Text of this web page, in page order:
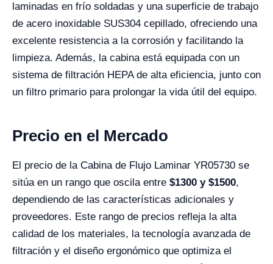
laminadas en frío soldadas y una superficie de trabajo
de acero inoxidable SUS304 cepillado, ofreciendo una
excelente resistencia a la corrosión y facilitando la
limpieza. Además, la cabina está equipada con un
sistema de filtración HEPA de alta eficiencia, junto con
un filtro primario para prolongar la vida útil del equipo.
Precio en el Mercado
El precio de la Cabina de Flujo Laminar YR05730 se
sitúa en un rango que oscila entre $1300 y $1500,
dependiendo de las características adicionales y
proveedores. Este rango de precios refleja la alta
calidad de los materiales, la tecnología avanzada de
filtración y el diseño ergonómico que optimiza el